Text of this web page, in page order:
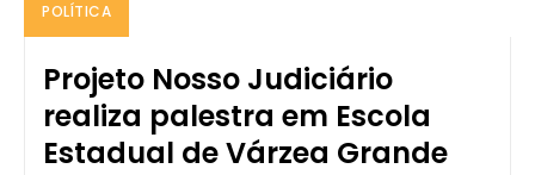
POLÍTICA
Projeto Nosso Judiciário
realiza palestra em Escola
Estadual de Várzea Grande